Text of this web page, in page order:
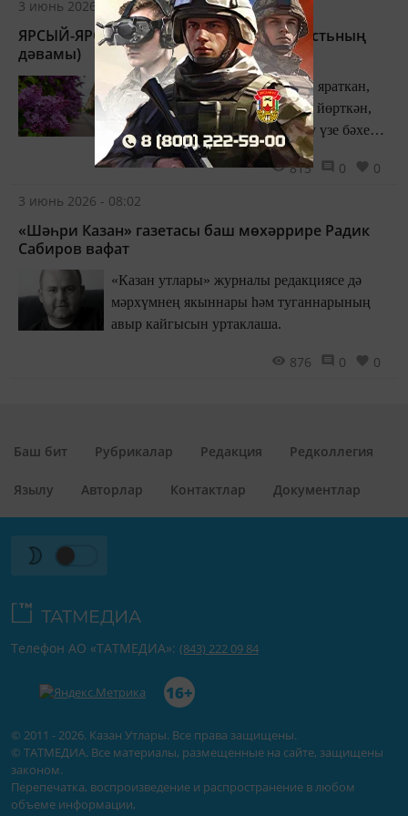
3 июнь 2026 - 09:00
ЯРСЫЙ-ЯРСЫЙ КАНАТ КАГЫНЫП... (повестьның
дәвамы)
Бәлки җырлар! Аның өчен! Җан яраткан,
фронт юллары буйлап җитәкләп йөрткән,
үзенә иярткән шул көйне тыңлау үзе бәхет
булыр иде! Көне буе егетнең уен-хәтерен
бимазалап торды шул фараз. 815 0
0
3 июнь 2026 - 08:02
«Шәһри Казан» газетасы баш мөхәррире Радик
Сабиров вафат
«Казан утлары» журналы редакциясе дә
мәрхүмнең якыннары һәм туганнарының
авыр кайгысын уртаклаша.
876 0 0
Баш бит Рубрикалар Редакция Редколлегия
Язылу Авторлар Контактлар Документлар
© 2011 - 2026. Казан Утлары. Все права защищены.
© ТАТМЕДИА. Все материалы, размещенные на сайте, защищены
законом.
Перепечатка, воспроизведение и распространение в любом
объеме информации,
Телефон АО «ТАТМЕДИА»: (843) 222 09 84
16+